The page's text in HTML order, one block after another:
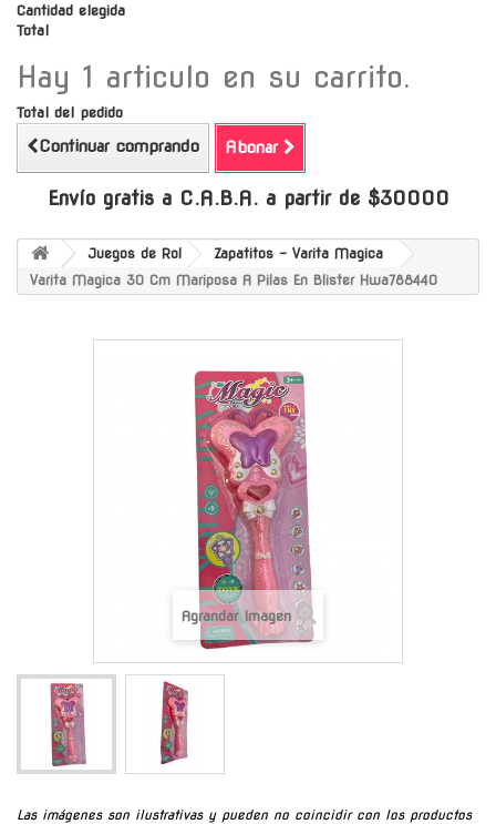
Cantidad elegida
Total
Hay 1 articulo en su carrito.
Total del pedido
Continuar comprando Abonar
Envío gratis a C.A.B.A. a partir de $30000
Juegos de Rol
Zapatitos - Varita Magica
Varita Magica 30 Cm Mariposa A Pilas En Blister Hwa788440
Agrandar Imagen
Las imágenes son ilustrativas y pueden no coincidir con los productos